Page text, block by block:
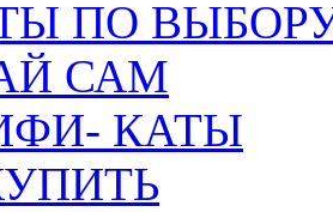
ПО
САМ
КАТЫ